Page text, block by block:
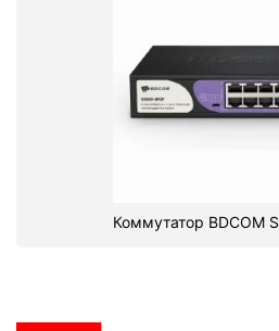
Коммутатор BDCOM